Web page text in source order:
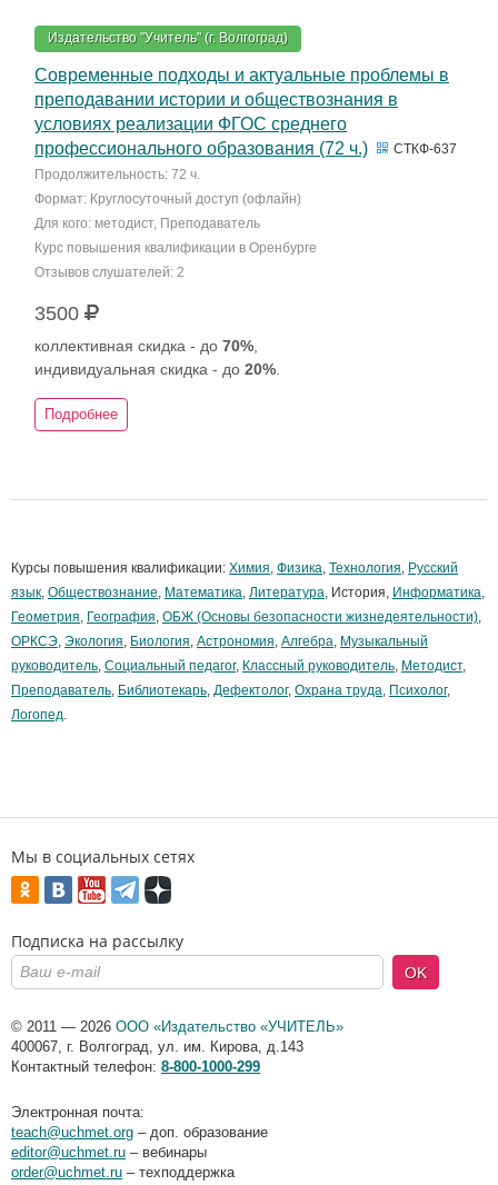
Издательство "Учитель" (г. Волгоград)
Современные подходы и актуальные проблемы в
преподавании истории и обществознания в
условиях реализации ФГОС среднего
профессионального образования (72 ч.)
СТКФ-637
Продолжительность: 72 ч.
Формат: Круглосуточный доступ (офлайн)
Для кого: методист, Преподаватель
Курс повышения квалификации в Оренбурге
Отзывов слушателей: 2
3500
коллективная скидка - до 70%
индивидуальная скидка - до 20%
Подробнее
Курсы повышения квалификации: Химия, Физика, Технология, Русский
язык, Обществознание, Математика, Литература, История, Информатика,
Геометрия, География, ОБЖ (Основы безопасности жизнедеятельности),
ОРКСЭ, Экология, Биология, Астрономия, Алгебра, Музыкальный
руководитель, Социальный педагог, Классный руководитель, Методист,
Преподаватель, Библиотекарь, Дефектолог, Охрана труда, Психолог,
Логопед.
Мы в социальных сетях
Подписка на рассылку
OK
© 2011 — 2026 ООО «Издательство «УЧИТЕЛЬ»
400067, г. Волгоград, ул. им. Кирова, д.143
Контактный телефон: 8-800-1000-299
Электронная почта:
teach@uchmet.org – доп. образование
editor@uchmet.ru – вебинары
order@uchmet.ru – техподдержка